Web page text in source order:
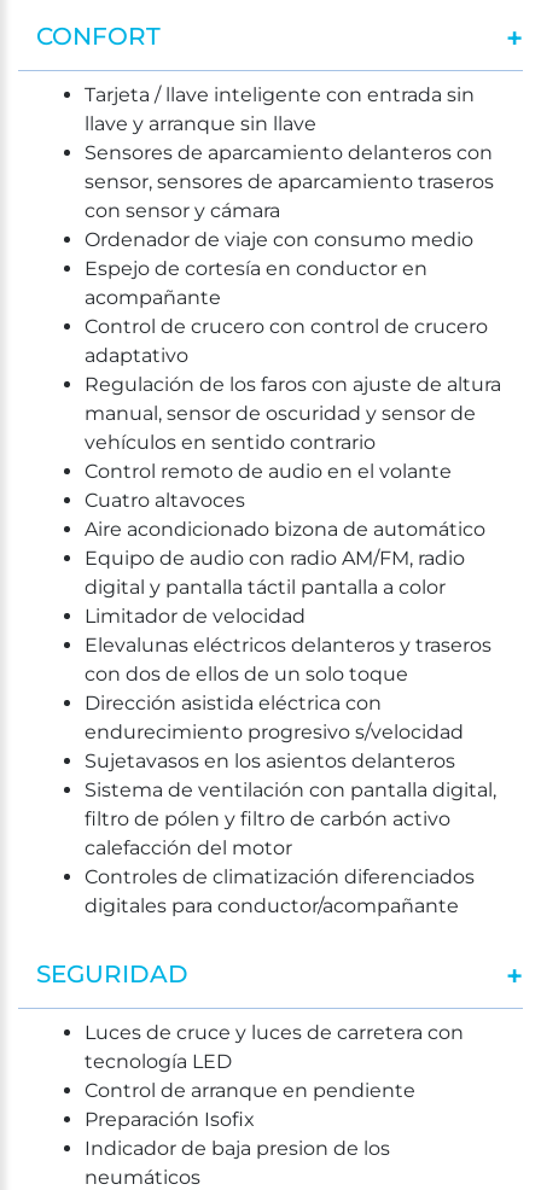
CONFORT
Tarjeta / llave inteligente con entrada sin
llave y arranque sin llave
Sensores de aparcamiento delanteros con
sensor, sensores de aparcamiento traseros
con sensor y cámara
Ordenador de viaje con consumo medio
Espejo de cortesía en conductor en
acompañante
Control de crucero con control de crucero
adaptativo
Regulación de los faros con ajuste de altura
manual, sensor de oscuridad y sensor de
vehículos en sentido contrario
Control remoto de audio en el volante
Cuatro altavoces
Aire acondicionado bizona de automático
Equipo de audio con radio AM/FM, radio
digital y pantalla táctil pantalla a color
Limitador de velocidad
Elevalunas eléctricos delanteros y traseros
con dos de ellos de un solo toque
Dirección asistida eléctrica con
endurecimiento progresivo s/velocidad
Sujetavasos en los asientos delanteros
Sistema de ventilación con pantalla digital,
filtro de pólen y filtro de carbón activo
calefacción del motor
Controles de climatización diferenciados
digitales para conductor/acompañante
SEGURIDAD
Luces de cruce y luces de carretera con
tecnología LED
Control de arranque en pendiente
Preparación Isofix
Indicador de baja presion de los
neumáticos